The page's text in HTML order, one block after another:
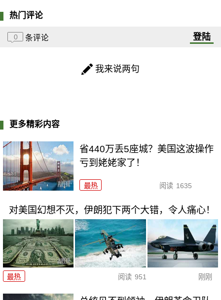
热门评论
0 条评论 登陆
我来说两句
更多精彩内容
省440万丢5座城？美国这波操作
亏到姥姥家了！
最热 阅读 1635
对美国幻想不灭，伊朗犯下两个大错，令人痛心！
最热 阅读 951 刚刚